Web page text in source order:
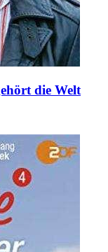
die Welt